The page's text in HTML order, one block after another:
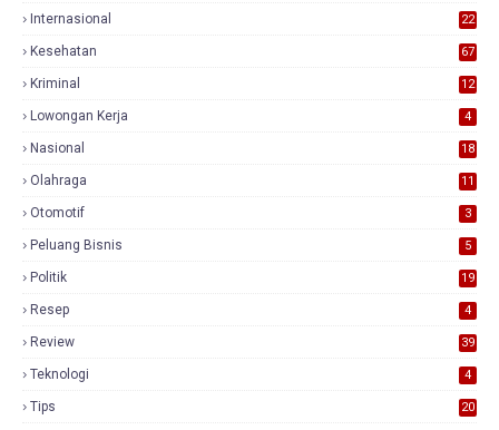
Internasional 22
Kesehatan 67
Kriminal 12
Lowongan Kerja 4
Nasional
18
Olahraga 11
Otomotif 3
Peluang Bisnis 5
Politik 19
Resep 4
Review
39
Teknologi 4
Tips 20